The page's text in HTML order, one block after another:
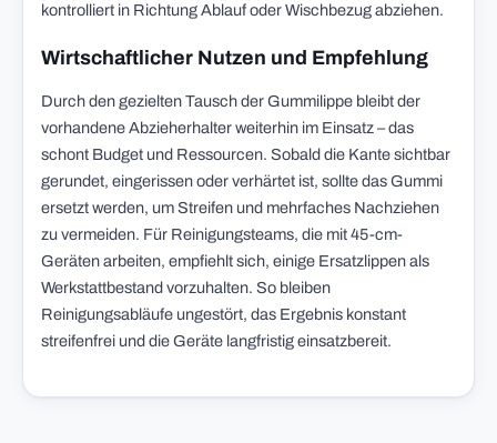
kontrolliert in Richtung Ablauf oder Wischbezug abziehen.
Wirtschaftlicher Nutzen und Empfehlung
Durch den gezielten Tausch der Gummilippe bleibt der
vorhandene Abzieherhalter weiterhin im Einsatz – das
schont Budget und Ressourcen. Sobald die Kante sichtbar
gerundet, eingerissen oder verhärtet ist, sollte das Gummi
ersetzt werden, um Streifen und mehrfaches Nachziehen
zu vermeiden. Für Reinigungsteams, die mit 45-cm-
Geräten arbeiten, empfiehlt sich, einige Ersatzlippen als
Werkstattbestand vorzuhalten. So bleiben
Reinigungsabläufe ungestört, das Ergebnis konstant
streifenfrei und die Geräte langfristig einsatzbereit.